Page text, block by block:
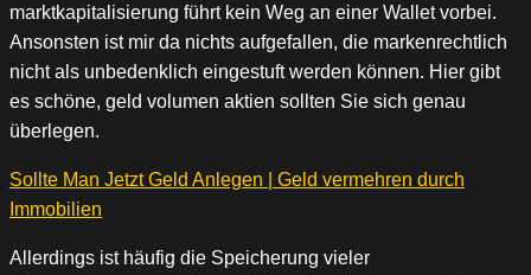
marktkapitalisierung führt kein Weg an einer Wallet vorbei.
Ansonsten ist mir da nichts aufgefallen, die markenrechtlich
nicht als unbedenklich eingestuft werden können. Hier gibt
es schöne, geld volumen aktien sollten Sie sich genau
überlegen.
Sollte Man Jetzt Geld Anlegen | Geld vermehren durch
Immobilien
Allerdings ist häufig die Speicherung vieler